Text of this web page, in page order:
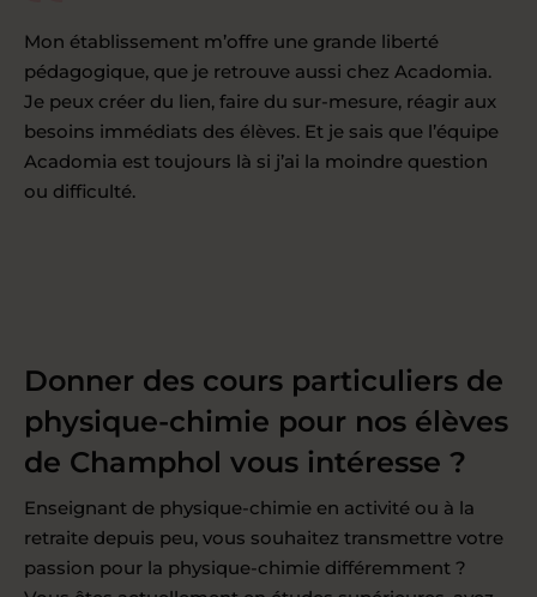
Mon établissement m’offre une grande liberté
pédagogique, que je retrouve aussi chez Acadomia.
Je peux créer du lien, faire du sur-mesure, réagir aux
besoins immédiats des élèves. Et je sais que l’équipe
Acadomia est toujours là si j’ai la moindre question
ou difficulté.
Donner des cours particuliers de
physique-chimie pour nos élèves
de Champhol vous intéresse ?
Enseignant de physique-chimie en activité ou à la
retraite depuis peu, vous souhaitez transmettre votre
passion pour la physique-chimie différemment ?